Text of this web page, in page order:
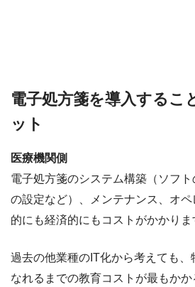
電子処方箋を導入するこ
ット
医療機関側
電子処方箋のシステム構築（ソフ
の設定など）、メンテナンス、オ
的にも経済的にもコストがかかりま
過去の他業種のIT化から考えても、
なれるまでの教育コストが最もかか